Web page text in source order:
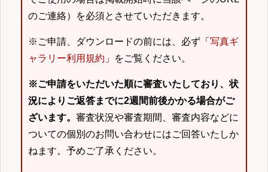
のご連絡）を必須とさせていただきます。
※ご申請、ダウンロードの前には、必ず「 写真ギ
ャラリー利用規約 」をご覧ください。
※ご申請をいただいた順に審査いたしており、状
況によりご返答までに2週間前後かかる場合がご
ざいます。 審査状況や審査期間、審査内容などに
ついての個別のお問い合わせにはご回答いたしか
ねます。予めご了承ください。